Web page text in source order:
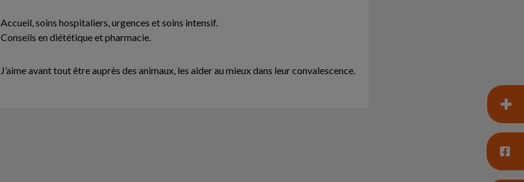
Accueil, soins hospitaliers, urgences et soins intensif.
Conseils en diététique et pharmacie.
J’aime avant tout être auprès des animaux, les aider au mieux dans leur convalescence.